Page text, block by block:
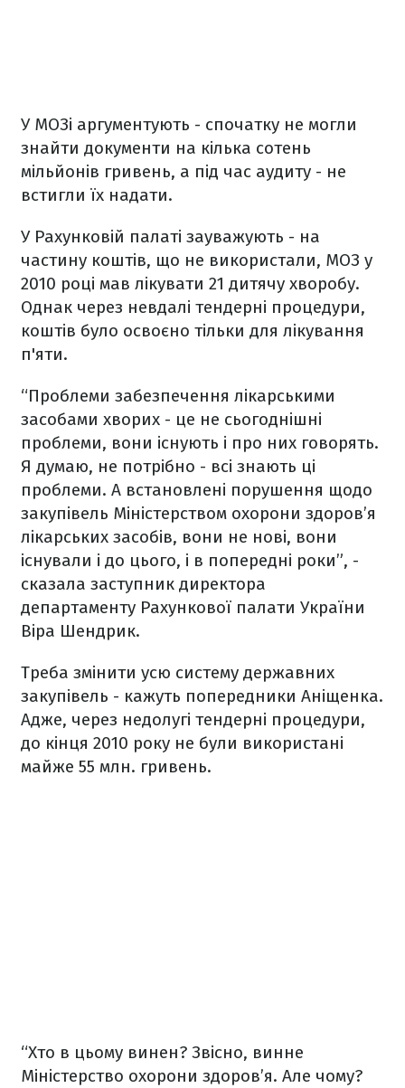
У МОЗі аргументують - спочатку не могли
знайти документи на кілька сотень
мільйонів гривень, а під час аудиту - не
встигли їх надати.
У Рахунковій палаті зауважують - на
частину коштів, що не використали, МОЗ у
2010 році мав лікувати 21 дитячу хворобу.
Однак через невдалі тендерні процедури,
коштів було освоєно тільки для лікування
п'яти.
“Проблеми забезпечення лікарськими
засобами хворих - це не сьогоднішні
проблеми, вони існують і про них говорять.
Я думаю, не потрібно - всі знають ці
проблеми. А встановлені порушення щодо
закупівель Міністерством охорони здоров’я
лікарських засобів, вони не нові, вони
існували і до цього, і в попередні роки”, -
сказала заступник директора
департаменту Рахункової палати України
Віра Шендрик.
Треба змінити усю систему державних
закупівель - кажуть попередники Аніщенка.
Адже, через недолугі тендерні процедури,
до кінця 2010 року не були використані
майже 55 млн. гривень.
“Хто в цьому винен? Звісно, винне
Міністерство охорони здоров’я. Але чому?